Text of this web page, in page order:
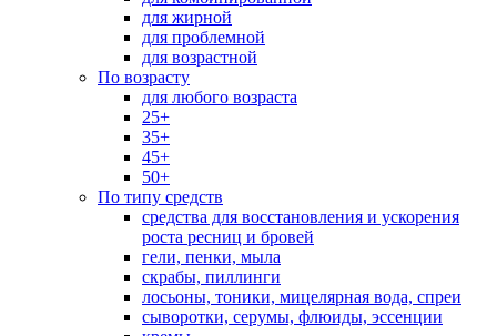
для жирной
для проблемной
для возрастной
По возрасту
для любого возраста
25+
35+
45+
50+
По типу средств
средства для восстановления и ускорения
роста ресниц и бровей
гели, пенки, мыла
скрабы, пиллинги
лосьоны, тоники, мицелярная вода, спреи
сыворотки, серумы, флюиды, эссенции